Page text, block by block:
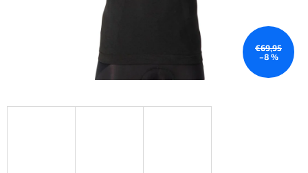
€69,95
–8 %